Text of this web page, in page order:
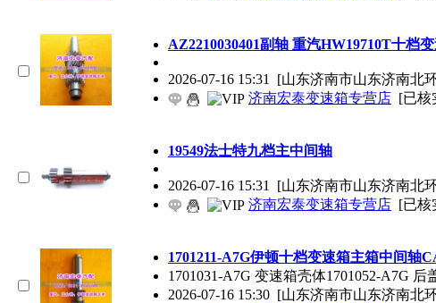
AZ2210030401副轴 重汽HW19710T十档
2026-07-16 15:31 [山东济南市山东济南北
济南宏泰变速箱专营店 [已核
19549法士特九档主中间轴
2026-07-16 15:31 [山东济南市山东济南北
济南宏泰变速箱专营店 [已核
1701211-A7G伊顿十档变速箱主箱中间轴
1701031-A7G 变速箱壳体1701052-A7G
2026-07-16 15:30 [山东济南市山东济南北